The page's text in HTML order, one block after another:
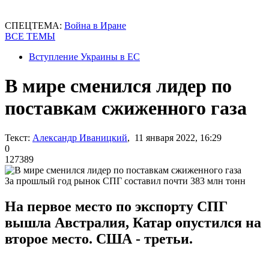
СПЕЦТЕМА: Война в Иране
ВСЕ ТЕМЫ
Вступление Украины в ЕС
В мире сменился лидер по
поставкам сжиженного газа
Текст: Александр Иваницкий, 11 января 2022, 16:29
0
127389
За прошлый год рынок СПГ составил почти 383 млн тонн
На первое место по экспорту СПГ
вышла Австралия, Катар опустился на
второе место. США - третьи.